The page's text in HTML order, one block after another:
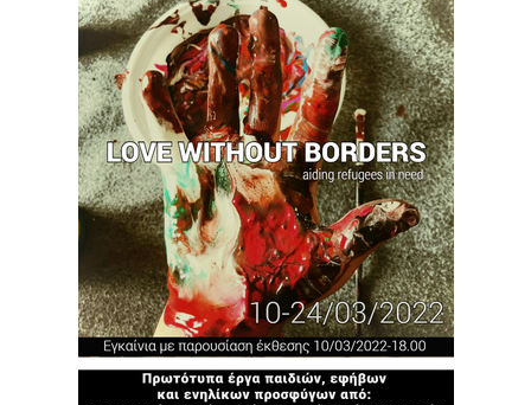
2006
ΠΟΛΙΤΙΣΜΟΣ
ΑΝΘΕΚΤΙΚΗ